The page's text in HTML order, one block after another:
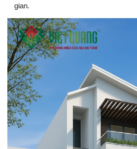
gian.